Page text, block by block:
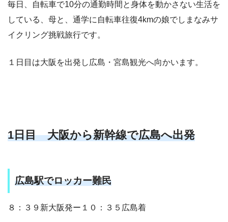
毎日、自転車で10分の通勤時間と身体を動かさない生活を
している、母と、通学に自転車往復4kmの娘でしまなみサ
イクリング挑戦旅行です。
１日目は大阪を出発し広島・宮島観光へ向かいます。
1日目 大阪から新幹線で広島へ出発
広島駅でロッカー難民
８：３９新大阪発ー１０：３５広島着